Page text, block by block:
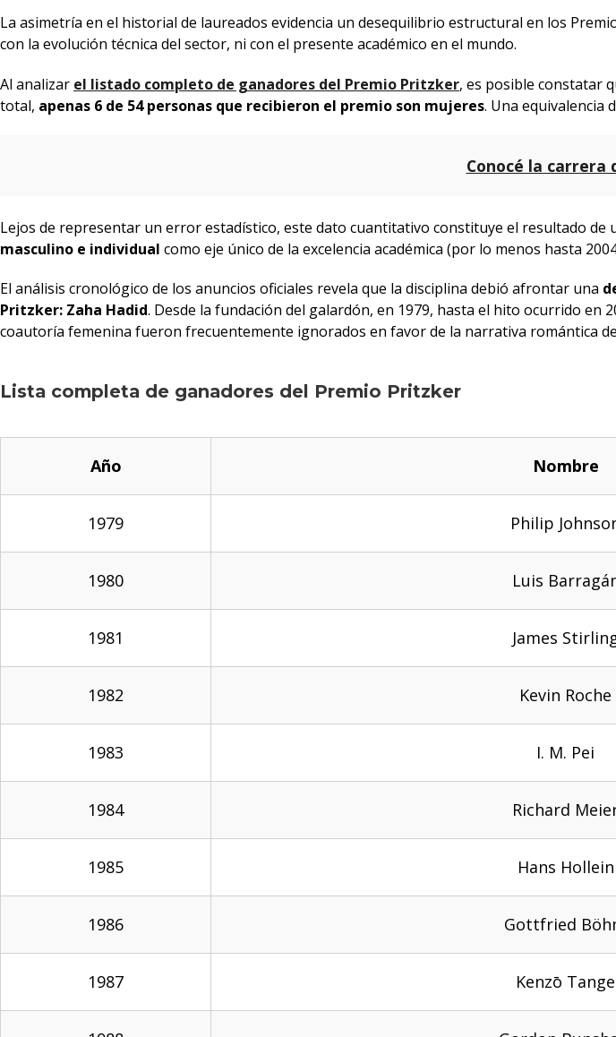
La asimetría en el historial de laureados evidencia un desequilibrio estructural en los
con la evolución técnica del sector, ni con el presente académico en el mundo.
Al analizar el listado completo de ganadores del Premio Pritzker, es posible constatar
total, apenas 6 de 54 personas que recibieron el premio son mujeres. Una equivalencia
Conocé la
Lejos de representar un error estadístico, este dato cuantitativo constituye el resultado de
masculino e individual como eje único de la excelencia académica (por lo menos hasta
El análisis cronológico de los anuncios oficiales revela que la disciplina debió afrontar una
Pritzker: Zaha Hadid. Desde la fundación del galardón, en 1979, hasta el hito ocurrido
coautoría femenina fueron frecuentemente ignorados en favor de la narrativa romántica
Lista completa de ganadores del Premio Pritzker
Año Nombre
1979 Philip
1980 Luis
1981 James
1982 Kevin Roche
1983 I. M. Pei
1984 Richard
1985 Hans Hollein
1986 Gottfried
1987 Kenzō Tange